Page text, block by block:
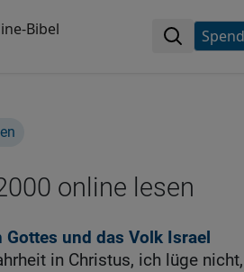
Bibel
online lesen
Gottes und das Volk Israel
in Christus, ich lüge